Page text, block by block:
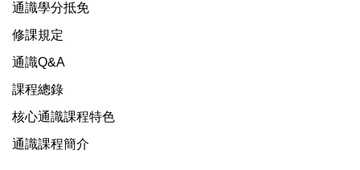
通識學分抵免
修課規定
通識Q&A
課程總錄
核心通識課程特色
通識課程簡介